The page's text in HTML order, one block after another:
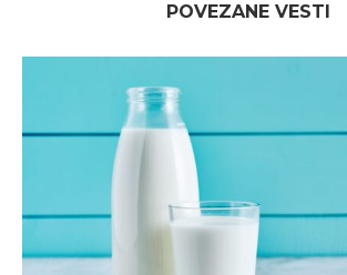
POVEZANE VESTI